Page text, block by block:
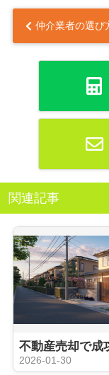
関連記事
2026-01-30